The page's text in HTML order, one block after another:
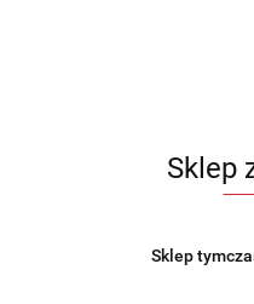
Sklep
Sklep